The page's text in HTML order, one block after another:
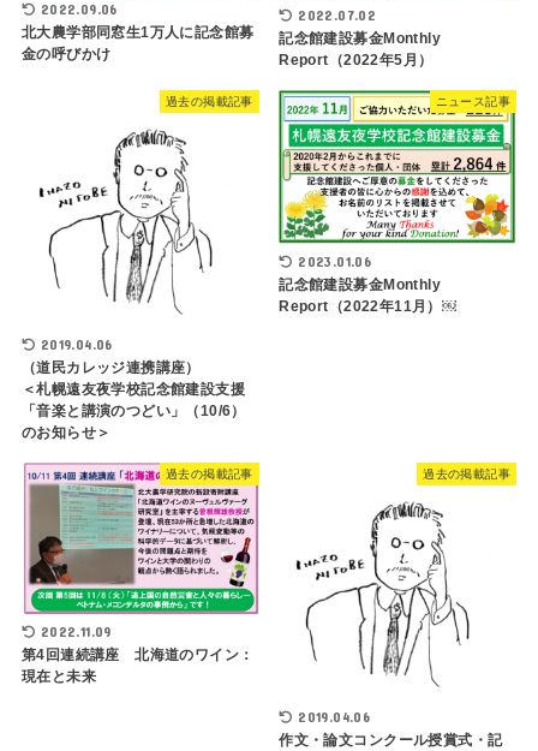
2022.09.06
北大農学部同窓生1万人に記念館募
金の呼びかけ
2022.07.02
記念館建設募金Monthly
Report（2022年5月）
過去の掲載記事
2019.04.06
（道民カレッジ連携講座）
＜札幌遠友夜学校記念館建設支援
「音楽と講演のつどい」（10/6）
のお知らせ＞
ニュース記事
2023.01.06
記念館建設募金Monthly
Report（2022年11月）￼
過去の掲載記事
2022.11.09
第4回連続講座 北海道のワイン：
現在と未来
過去の掲載記事
2019.04.06
作文・論文コンクール授賞式・記